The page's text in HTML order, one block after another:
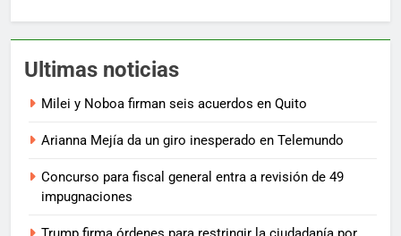
Ultimas noticias
Milei y Noboa firman seis acuerdos en Quito
Arianna Mejía da un giro inesperado en Telemundo
Concurso para fiscal general entra a revisión de 49
impugnaciones